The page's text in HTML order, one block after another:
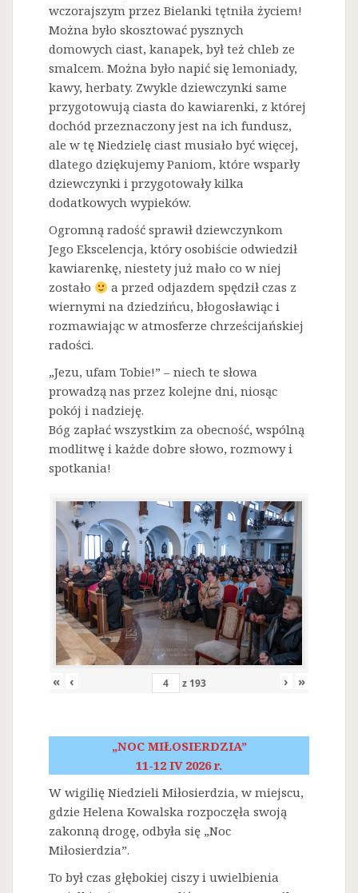
wczorajszym przez Bielanki tętniła życiem!
Można było skosztować pysznych
domowych ciast, kanapek, był też chleb ze
smalcem. Można było napić się lemoniady,
kawy, herbaty. Zwykle dziewczynki same
przygotowują ciasta do kawiarenki, z której
dochód przeznaczony jest na ich fundusz,
ale w tę Niedzielę ciast musiało być więcej,
dlatego dziękujemy Paniom, które wsparły
dziewczynki i przygotowały kilka
dodatkowych wypieków.
Ogromną radość sprawił dziewczynkom
Jego Ekscelencja, który osobiście odwiedził
kawiarenkę, niestety już mało co w niej
zostało
a przed odjazdem spędził czas z
wiernymi na dziedzińcu, błogosławiąc i
rozmawiając w atmosferze chrześcijańskiej
radości.
„Jezu, ufam Tobie!” – niech te słowa
prowadzą nas przez kolejne dni, niosąc
pokój i nadzieję.
Bóg zapłać wszystkim za obecność, wspólną
modlitwę i każde dobre słowo, rozmowy i
spotkania!
« ‹ z 193 › »
„NOC MIŁOSIERDZIA”
11-12 IV 2026 r.
W wigilię Niedzieli Miłosierdzia, w miejscu,
gdzie Helena Kowalska rozpoczęła swoją
zakonną drogę, odbyła się „Noc
Miłosierdzia”.
To był czas głębokiej ciszy i uwielbienia